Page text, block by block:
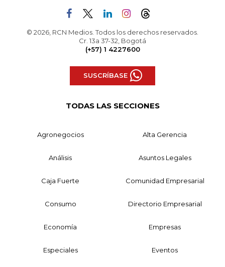
© 2026, RCN Medios. Todos los derechos reservados.
Cr. 13a 37-32, Bogotá
(+57) 1 4227600
SUSCRÍBASE
TODAS LAS SECCIONES
Agronegocios Alta Gerencia
Análisis Asuntos Legales
Caja Fuerte Comunidad Empresarial
Consumo Directorio Empresarial
Economía Empresas
Especiales Eventos